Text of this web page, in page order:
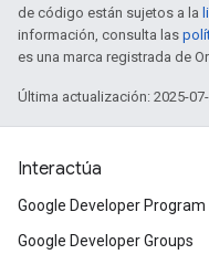
de código están sujetos a la
información, consulta las
es una marca registrada de
Última actualización: 2025-
Interactúa
Google Developer Program
Google Developer Groups